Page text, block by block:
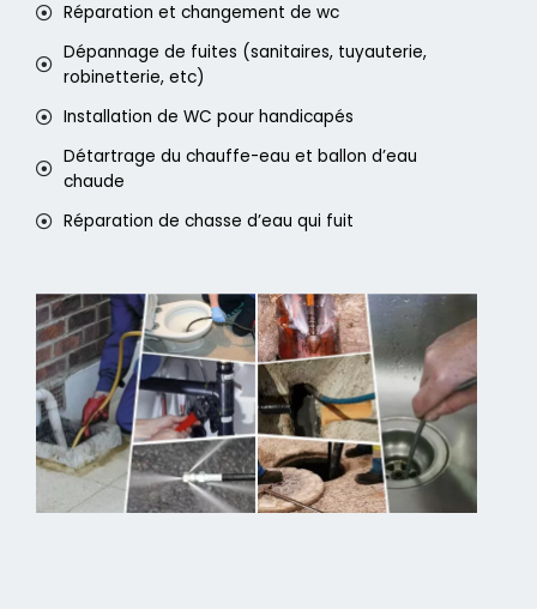
Réparation et changement de wc
Dépannage de fuites (sanitaires, tuyauterie,
robinetterie, etc)
Installation de WC pour handicapés
Détartrage du chauffe-eau et ballon d’eau
chaude
Réparation de chasse d’eau qui fuit